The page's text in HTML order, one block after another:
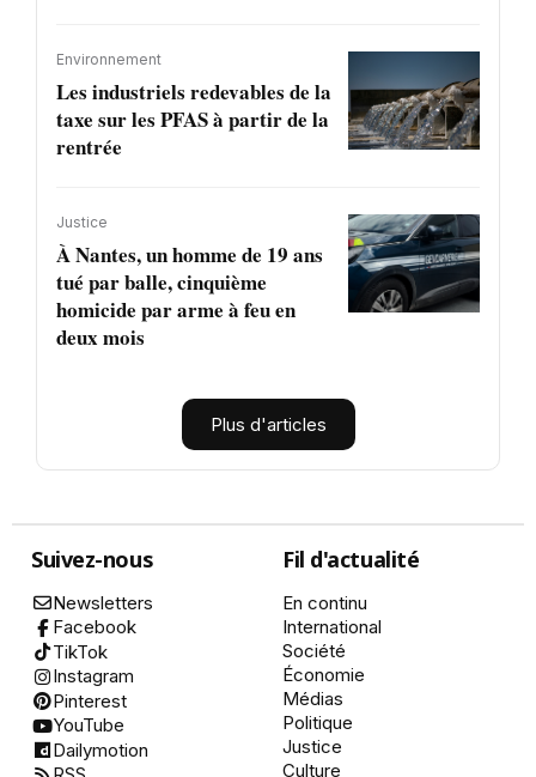
Environnement
Les industriels redevables de la
taxe sur les PFAS à partir de la
rentrée
Justice
À Nantes, un homme de 19 ans
tué par balle, cinquième
homicide par arme à feu en
deux mois
Plus d'articles
Suivez-nous
Newsletters
Facebook
TikTok
Instagram
Pinterest
YouTube
Dailymotion
Fil d'actualité
En continu
International
Société
Économie
Médias
Politique
Justice
Culture